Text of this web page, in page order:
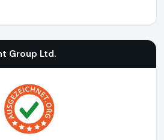
Group Ltd.